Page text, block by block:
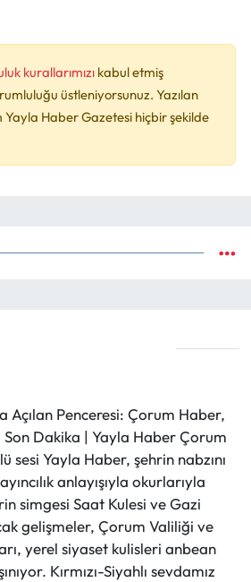
kurallarımızı kabul etmiş
üstleniyorsunuz. Yazılan
Haber Gazetesi hiçbir şekilde
Açılan Penceresi: Çorum Haber,
Dakika | Yayla Haber Çorum
sesi Yayla Haber, şehrin nabzını
anlayışıyla okurlarıyla
simgesi Saat Kulesi ve Gazi
gelişmeler, Çorum Valiliği ve
yerel siyaset kulisleri anbean
Kırmızı-Siyahlı sevdamız